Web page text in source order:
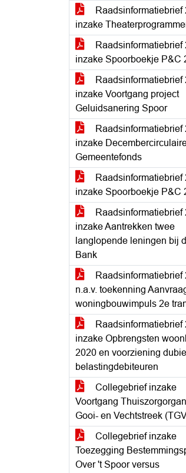
Raadsinformatiebrief
inzake
Raadsinformatiebrief
inzake Spoorboekje P&C
Raadsinformatiebrief
inzake Voortgang project
Geluidsanering Spoor
Raadsinformatiebrief
inzake
Gemeentefonds
Raadsinformatiebrief
inzake Spoorboekje P&C
Raadsinformatiebrief
inzake Aantrekken twee
langlopende leningen bij
Bank
Raadsinformatiebrief
n.a.v. toekenning
woningbouwimpuls 2e
Raadsinformatiebrief
inzake Opbrengsten
2020 en voorziening
belastingdebiteuren
Collegebrief inzake
Voortgang
Gooi- en Vechtstreek
Collegebrief inzake
Toezegging
Over 't Spoor versus